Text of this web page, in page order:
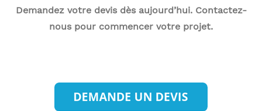
Demandez votre devis dès aujourd’hui. Contactez-
nous pour commencer votre projet.